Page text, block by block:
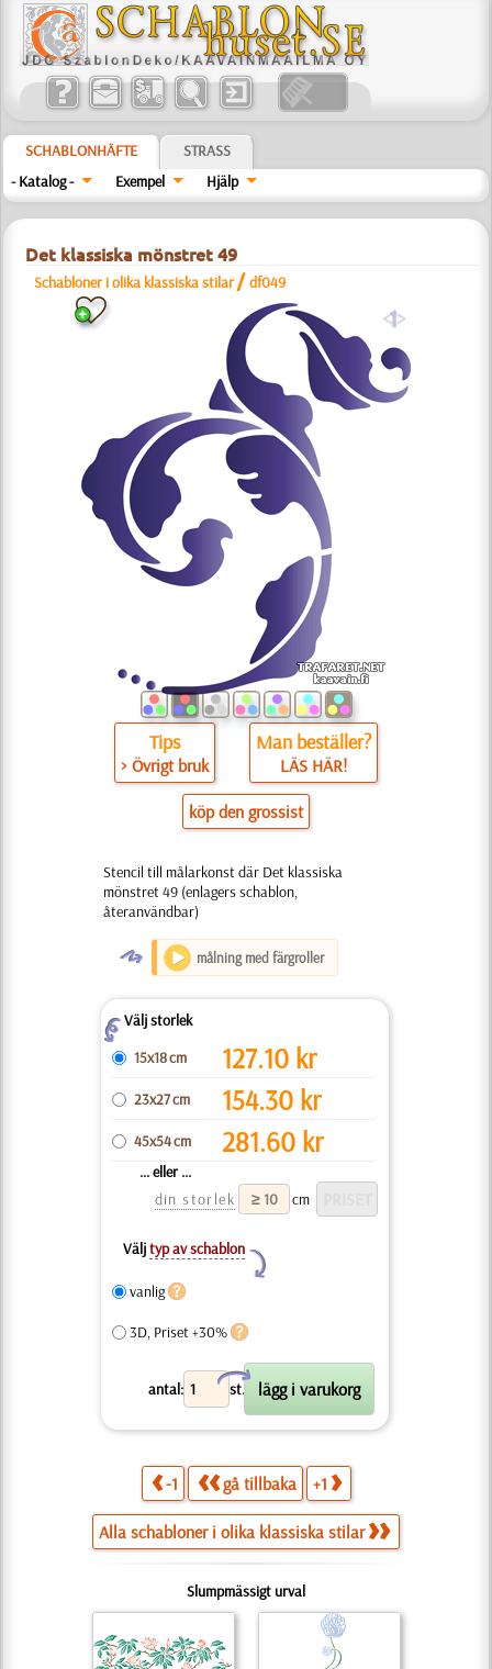
SCHABLONHÄFTE
STRASS
- Katalog -
Exempel Hjälp
Det klassiska mönstret 49
Schabloner i olika klassiska stilar /df049
a
Tips
> Övrigt bruk
Man beställer?
LÄS HÄR!
köp den grossist
Stencil till målarkonst där Det klassiska
mönstret 49 (enlagers schablon,
återanvändbar)
O målning med färgroller
ZVälj storlek
15x18 cm
127.10 kr
23x27 cm 154.30 kr
45x54 cm 281.60 kr
... eller ...
din storlek
cm
Väljtyp av schablon
Y
vanlig
3D, Priset +30%
antal: st.
X
-1 gå tillbaka +1
Alla schabloner i olika klassiska stilar
Slumpmässigt urval